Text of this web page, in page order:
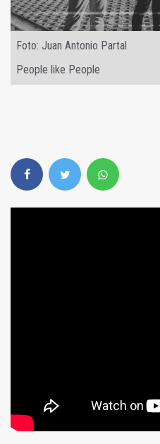
Foto: Juan Antonio Partal
People like People